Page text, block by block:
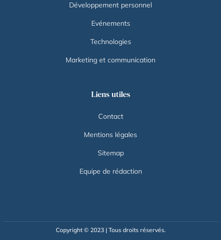
Développement personnel
Evénements
Technologies
Marketing et communication
Liens utiles
Contact
Mentions légales
Sitemap
Equipe de rédaction
Copyright © 2023 | Tous droits réservés.